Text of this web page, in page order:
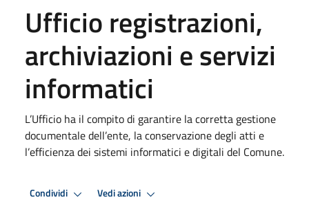
Ufficio registrazioni,
archiviazioni e servizi
informatici
L’Ufficio ha il compito di garantire la corretta gestione
documentale dell’ente, la conservazione degli atti e
l’efficienza dei sistemi informatici e digitali del Comune.
Condividi Vedi azioni